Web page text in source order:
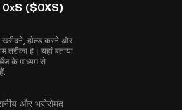
0xS ($0XS)
खरीदने, होल्ड करने और
है। यहां बताया
के माध्यम से
और भरोसेमंद